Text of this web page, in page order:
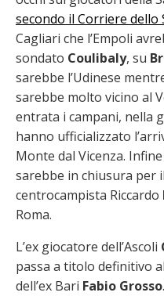
secondo il Corriere dello
Cagliari che l’Empoli
sondato Coulibaly, su
sarebbe l’Udinese
sarebbe molto vicino al
entrata i campani, nella
hanno ufficializzato
Monte dal Vicenza.
sarebbe in chiusura per il
centrocampista Riccardo
Roma.
L’ex giocatore dell’Ascoli
passa a titolo definitivo
dell’ex Bari Fabio Grosso